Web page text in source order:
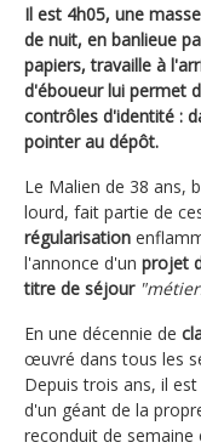
Il est 4h05, une
de nuit, en banlieue
papiers, travaille à
d'éboueur lui permet
contrôles d'identité :
pointer au dépôt.
Le Malien de 38 ans,
lourd, fait partie de
régularisation
l'annonce d'un projet
titre de séjour
En une décennie de
œuvré dans tous les
Depuis trois ans, il
d'un géant de la
reconduit de semaine